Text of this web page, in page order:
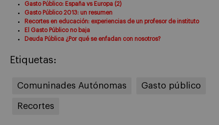
Gasto Público: España vs Europa (2)
Gasto Público 2013: un resumen
Recortes en educación: experiencias de un profesor de instituto
El Gasto Público no baja
Deuda Pública ¿Por qué se enfadan con nosotros?
Etiquetas:
Comuninades Autónomas Gasto público
Recortes